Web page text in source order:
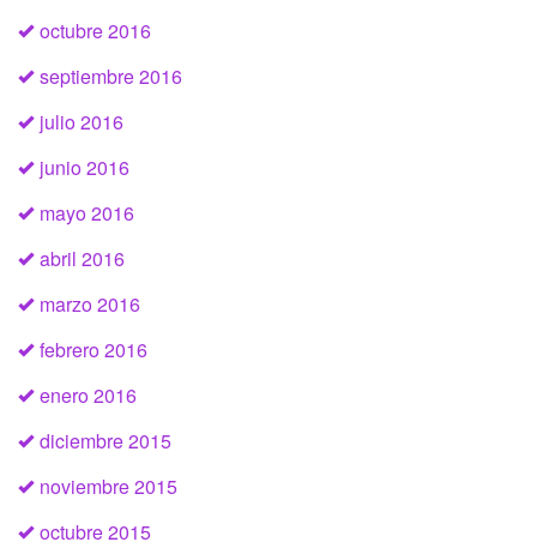
octubre 2016
septiembre 2016
julio 2016
junio 2016
mayo 2016
abril 2016
marzo 2016
febrero 2016
enero 2016
diciembre 2015
noviembre 2015
octubre 2015